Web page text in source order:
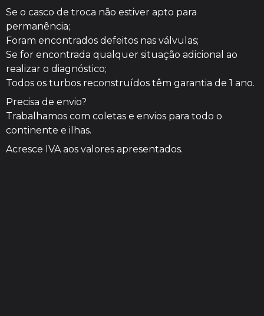
Se o casco de troca não estiver apto para
permanência;
Foram encontrados defeitos nas válvulas;
Se for encontrada qualquer situação adicional ao
realizar o diagnóstico;
Todos os turbos reconstruídos têm garantia de 1 ano.
Precisa de envio?
Trabalhamos com coletas e envios para todo o
continente e ilhas.
Acresce IVA aos valores apresentados.